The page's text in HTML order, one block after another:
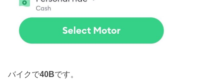
バイクで40Bです。